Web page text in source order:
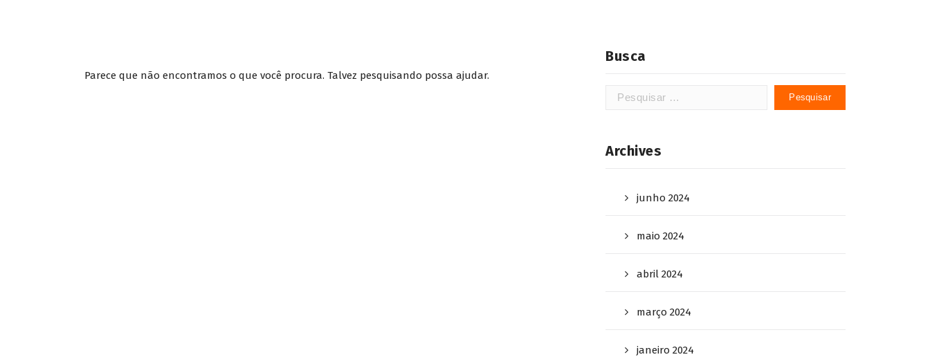
Parece que não encontramos o que você procura. Talvez pesquisando possa ajudar.
Busca
Pesquisar
Archives
junho 2024
maio 2024
abril 2024
março 2024
janeiro 2024